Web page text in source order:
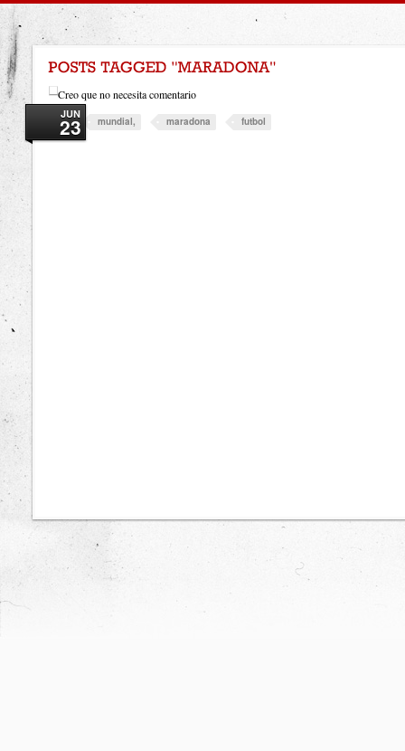
JUN
23
Creo que no necesita comentario
Tags: mundial, maradona futbol